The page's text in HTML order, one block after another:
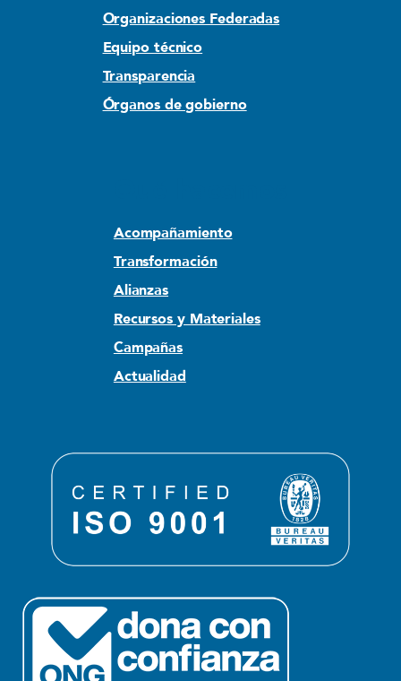
Organizaciones Federadas
Equipo técnico
Transparencia
Órganos de gobierno
Acompañamiento
Transformación
Alianzas
Recursos y Materiales
Campañas
Actualidad